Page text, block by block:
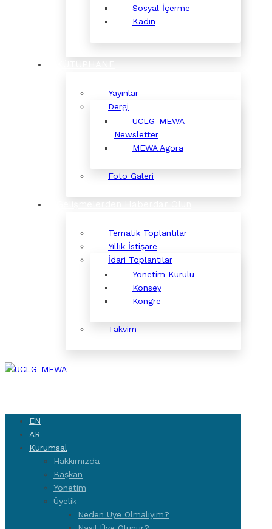
Sosyal İçerme
Kadın
Yayınlar
Dergi
UCLG-MEWA
Newsletter
MEWA Agora
Foto Galeri
Tematik Toplantılar
Yıllık İstişare
İdari Toplantılar
Yönetim Kurulu
Konsey
Kongre
Takvim
EN
AR
Kurumsal
Hakkımızda
Başkan
Yönetim
Üyelik
Neden Üye Olmalıyım?